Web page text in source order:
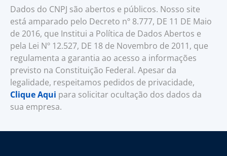
Dados do CNPJ são abertos e públicos. Nosso site
está amparado pelo Decreto nº 8.777, DE 11 DE Maio
de 2016, que Institui a Política de Dados Abertos e
pela Lei Nº 12.527, DE 18 de Novembro de 2011, que
regulamenta a garantia ao acesso a informações
previsto na Constituição Federal. Apesar da
legalidade, respeitamos pedidos de privacidade,
Clique Aqui para solicitar ocultação dos dados da
sua empresa.